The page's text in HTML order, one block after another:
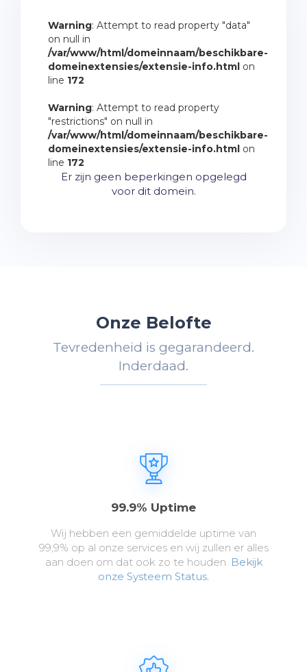
Warning: Attempt to read property "data"
on null in
/var/www/html/domeinnaam/beschikbare-
domeinextensies/extensie-info.html on
line 172
Warning: Attempt to read property
"restrictions" on null in
/var/www/html/domeinnaam/beschikbare-
domeinextensies/extensie-info.html on
line 172
Er zijn geen beperkingen opgelegd
voor dit domein.
Onze Belofte
Tevredenheid is gegarandeerd.
Inderdaad.
99.9% Uptime
Wij hebben een gemiddelde uptime van
99,9% op al onze services en wij zullen er alles
aan doen om dat ook zo te houden. Bekijk
onze Systeem Status.